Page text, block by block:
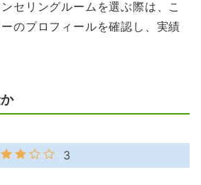
セリングルームを選ぶ際は、こ
のプロフィールを確認し、実績
3